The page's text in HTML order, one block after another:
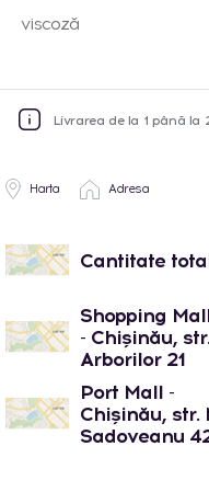
viscoză
Livrarea de la 1 până la
Harta Adresa
Cantitate
Shopping
- Chișinău, str.
Arborilor 21
Port Mall -
Chișinău, str.
Sadoveanu